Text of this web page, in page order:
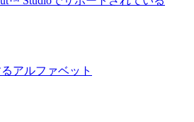
アルファベット